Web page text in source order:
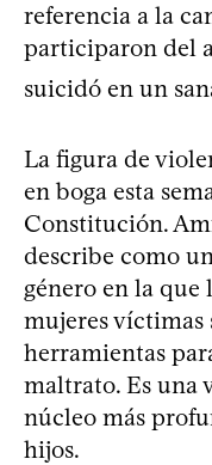
referencia a la
participaron del
suicidó en un
La figura de
en boga esta
Constitución.
describe como
género en la que
mujeres
herramientas
maltrato. Es una
núcleo más
hijos.